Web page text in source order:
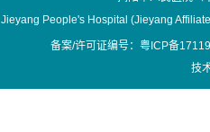
Jieyang People's Hospital (Jieyang
备案/许可证编号：粤ICP备
技